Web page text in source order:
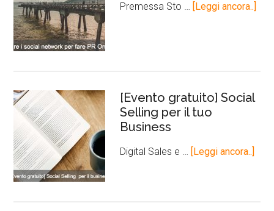
Premessa Sto … [Leggi ancora..]
[Evento gratuito] Social
Selling per il tuo
Business
Digital Sales e … [Leggi ancora..]